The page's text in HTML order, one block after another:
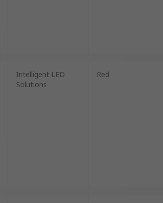
Intelligent LED
Solutions
Red